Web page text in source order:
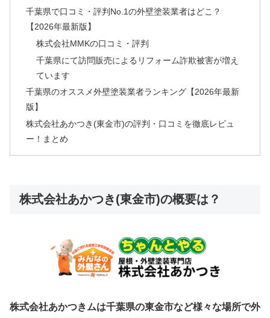
千葉県で口コミ・評判No.1の外壁塗装業者はどこ？
【2026年最新版】
株式会社MMKの口コミ・評判
千葉県にて訪問販売によるリフォーム詐欺被害が増え
ています
千葉県のオススメ外壁塗装業者ランキング【2026年最新
版】
株式会社あかつき(東金市)の評判・口コミを徹底レビュ
ー！まとめ
株式会社あかつき(東金市)の概要は？
株式会社あかつきムは千葉県の東金市など様々な場所で外